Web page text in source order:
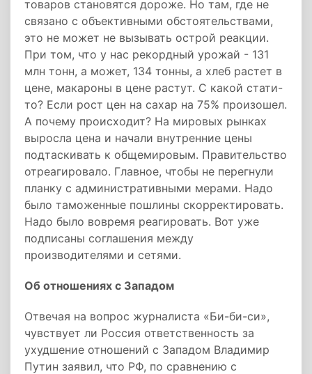
товаров становятся дороже. Но там, где не
связано с объективными обстоятельствами,
это не может не вызывать острой реакции.
При том, что у нас рекордный урожай - 131
млн тонн, а может, 134 тонны, а хлеб растет в
цене, макароны в цене растут. С какой стати-
то? Если рост цен на сахар на 75% произошел.
А почему происходит? На мировых рынках
выросла цена и начали внутренние цены
подтаскивать к общемировым. Правительство
отреагировало. Главное, чтобы не перегнули
планку с административными мерами. Надо
было таможенные пошлины скорректировать.
Надо было вовремя реагировать. Вот уже
подписаны соглашения между
производителями и сетями.
Об отношениях с Западом
Отвечая на вопрос журналиста «Би-би-си»,
чувствует ли Россия ответственность за
ухудшение отношений с Западом Владимир
Путин заявил, что РФ, по сравнению с